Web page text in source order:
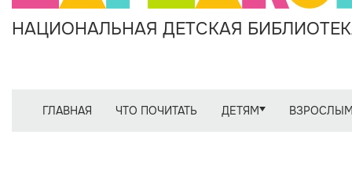
НАЦИОНАЛЬНАЯ ДЕТСКАЯ
ГЛАВНАЯ ЧТО ПОЧИТАТЬ ДЕТЯМ